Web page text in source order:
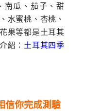
南瓜、茄子、甜
水蜜桃、杏桃、
果等都是土耳其
紹： 土耳其四季
信你完成測驗